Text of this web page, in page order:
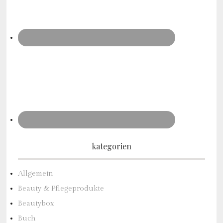
kategorien
Allgemein
Beauty & Pflegeprodukte
Beautybox
Buch